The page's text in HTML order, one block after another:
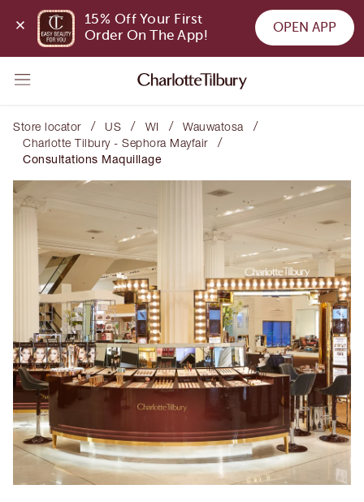
15% Off Your First
Order On The App!
OPEN APP
Store locator / US / WI / Wauwatosa /
Charlotte Tilbury - Sephora Mayfair /
Consultations Maquillage